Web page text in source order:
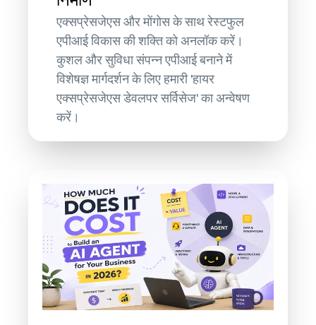
एक्सप्रेसजेएस और मोंगोस के साथ रेस्टफुल
एपीआई विकास की शक्ति को अनलॉक करें।
कुशल और सुविधा संपन्न एपीआई बनाने में
विशेषज्ञ मार्गदर्शन के लिए हमारी 'हायर
एक्सप्रेसजेएस डेवलपर सर्विसेज' का अन्वेषण
करें।